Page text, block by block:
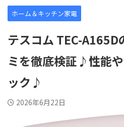
ホーム＆キッチン家電
テスコム TEC-
ミを徹底検証♪性能
ック♪
2026年6月22日